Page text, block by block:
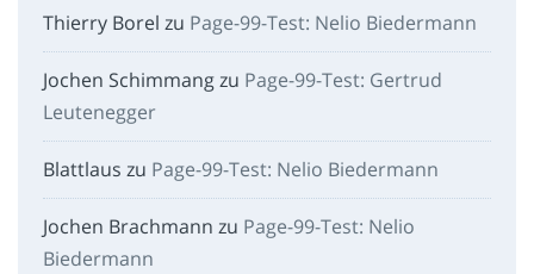
Thierry Borel zu Page-99-Test: Nelio Biedermann
Jochen Schimmangzu Page-99-Test: Gertrud
Leutenegger
Blattlaus zu Page-99-Test: Nelio Biedermann
Jochen Brachmann zu Page-99-Test: Nelio
Biedermann